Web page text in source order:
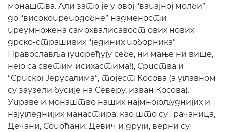
монаштва. Али зато је у овој “вапајној молби”
до “високопреподобне” надмености
преумножена самохвалисавост ових нових
дрско-страшивих “јединих поборника”
Православља (упоређују себе, ни мање ни више,
него са светим исихастима!), Српства и
“Српског Јерусалима”, тојест Косова (а углавном
су заузели бусије на Северу, изван Косова).
Управе и монаштво наших најмногољуднијих и
најугледнијих манастира, као што су Грачаница,
Дечани, Сопоћани, Девич и други, верни су